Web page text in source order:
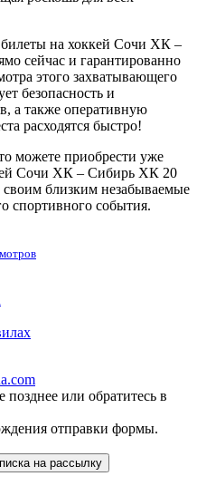
на хоккей Сочи ХК –
сейчас и гарантированно
этого захватывающего
безопасность и
а также оперативную
расходятся быстро!
можете приобрести уже
Сочи ХК – Сибирь ХК 20
своим близким незабываемые
спортивного события.
или обратитесь в
отправки формы.
на рассылку